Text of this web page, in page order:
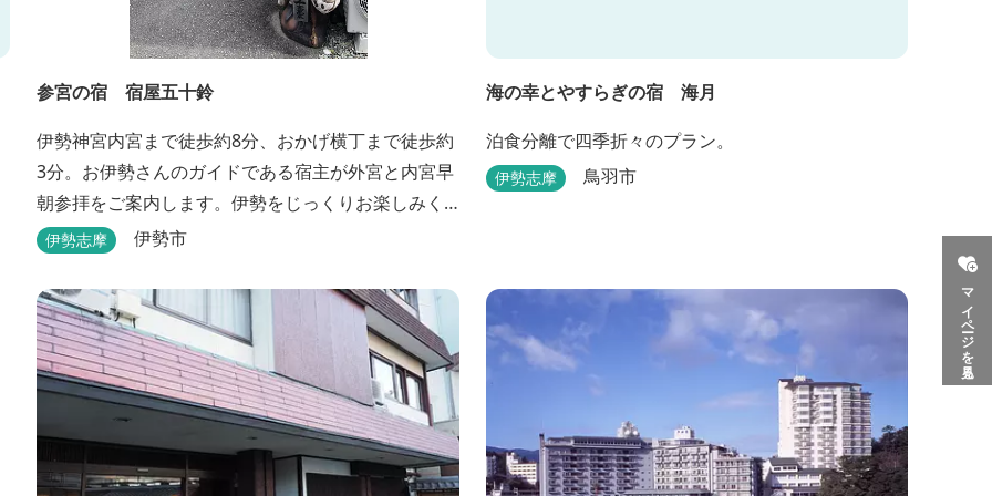
マイページを見る
参宮の宿 宿屋五十鈴
伊勢神宮内宮まで徒歩約8分、おかげ横丁まで徒歩約
3分。お伊勢さんのガイドである宿主が外宮と内宮早
朝参拝をご案内します。伊勢をじっくりお楽しみく
ださい。
伊勢志摩 伊勢市
海の幸とやすらぎの宿 海月
泊食分離で四季折々のプラン。
伊勢志摩 鳥羽市